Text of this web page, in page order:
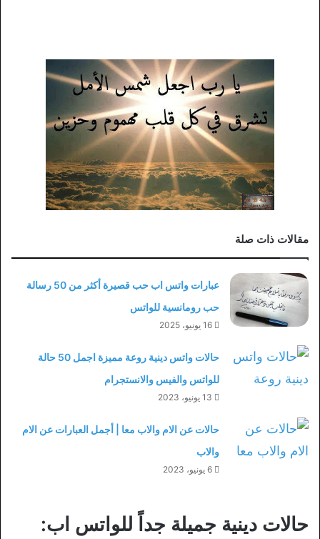
مقالات ذات صلة
عبارات واتس اب حب قصيرة أكثر من 50 رسالة
حب رومانسية للواتس
16 يونيو، 2025
حالات واتس دينية روعة مميزة اجمل 50 حالة
للواتس والفيس والانستجرام
13 يونيو، 2023
حالات عن الام والاب معا | أجمل العبارات عن الام
والاب
6 يونيو، 2023
حالات دينية جميلة جداً للواتس اب: